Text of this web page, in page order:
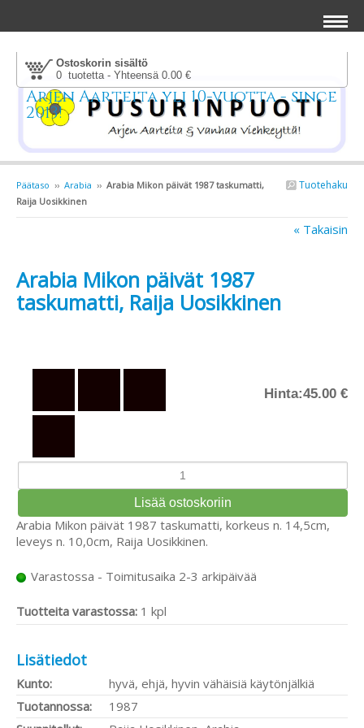
Ostoskorin sisältö
0 tuotetta - Yhteensä 0.00 €
Arjen Aarteita yli 10-vuotta - since
2013!
Tuotehaku
Päätaso ›› Arabia ›› Arabia Mikon päivät 1987 taskumatti,
Raija Uosikkinen
« Takaisin
Arabia Mikon päivät 1987
taskumatti, Raija Uosikkinen
Hinta:45.00 €
Arabia Mikon päivät 1987 taskumatti, korkeus n. 14,5cm,
leveys n. 10,0cm, Raija Uosikkinen.
Varastossa - Toimitusaika 2-3 arkipäivää
Tuotteita varastossa: 1 kpl
Lisätiedot
Kunto:
hyvä, ehjä, hyvin vähäisiä käytönjälkiä
Tuotannossa:
1987